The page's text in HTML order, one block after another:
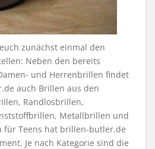
zunächst einmal den
Neben den bereits
und Herrenbrillen findet
auch Brillen aus den
Randlosbrillen,
Metallbrillen und
für Teens hat brillen-butler.de
Je nach Kategorie sind die